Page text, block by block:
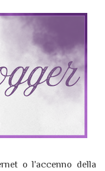
o l'accenno della